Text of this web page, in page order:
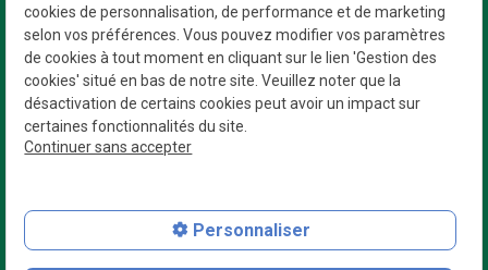
Des professionnels
N° de Siret : 42954335800023
cookies de personnalisation, de performance et de marketing
selon vos préférences. Vous pouvez modifier vos paramètres
de cookies à tout moment en cliquant sur le lien 'Gestion des
cookies' situé en bas de notre site. Veuillez noter que la
désactivation de certains cookies peut avoir un impact sur
certaines fonctionnalités du site.
Continuer sans accepter
Personnaliser